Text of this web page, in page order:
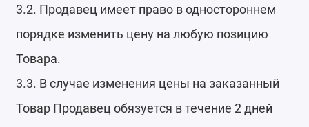
3.2. Продавец имеет право в одностороннем
порядке изменить цену на любую позицию
Товара.
3.3. В случае изменения цены на заказанный
Товар Продавец обязуется в течение 2 дней